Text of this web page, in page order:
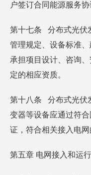
户签订合同能源服务协
第十七条 分布式光伏
管理规定、设备标准、
承担项目设计、咨询
定的相应资质。
第十八条 分布式光伏
变器等设备应通过符
证，符合相关接入电网
第五章 电网接入和运行